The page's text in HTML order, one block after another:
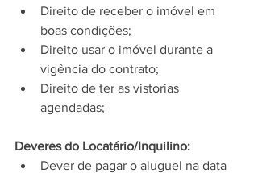
Direito de receber o imóvel em
boas condições;
Direito usar o imóvel durante a
vigência do contrato;
Direito de ter as vistorias
agendadas;
Deveres do Locatário/Inquilino:
Dever de pagar o aluguel na data